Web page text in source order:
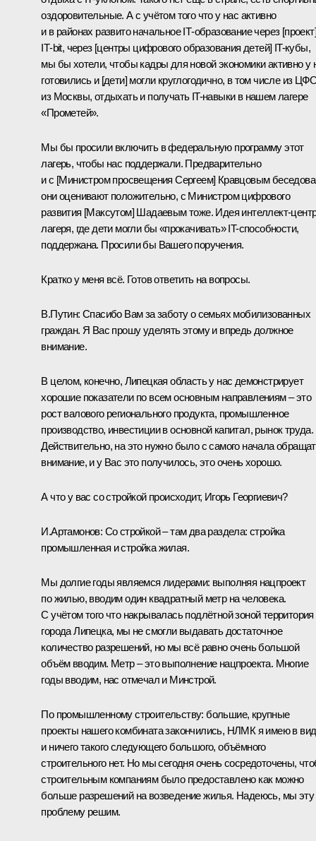
оздоровительные. А с учётом того что у нас активно
и в районах развито начальное IТ-образование через [проект]
IТ-bit, через [центры цифрового образования детей] IT-кубы,
мы бы хотели, чтобы кадры для новой экономики активно у
готовились и [дети] могли круглогодично, в том числе из
из Москвы, отдыхать и получать IT-навыки в нашем лагере
«Прометей».
Мы бы просили включить в федеральную программу этот
лагерь, чтобы нас поддержали. Предварительно
и с [Министром просвещения Сергеем] Кравцовым
они оценивают положительно, с Министром цифрового
развития [Максутом] Шадаевым тоже. Идея интеллект-
лагеря, где дети могли бы «прокачивать» IT-способности,
поддержана. Просили бы Вашего поручения.
Кратко у меня всё. Готов ответить на вопросы.
В.Путин: Спасибо Вам за заботу о семьях мобилизованных
граждан. Я Вас прошу уделять этому и впредь должное
внимание.
В целом, конечно, Липецкая область у нас демонстрирует
хорошие показатели по всем основным направлениям – это
рост валового регионального продукта, промышленное
производство, инвестиции в основной капитал, рынок труда.
Действительно, на это нужно было с самого начала
внимание, и у Вас это получилось, это очень хорошо.
А что у вас со стройкой происходит, Игорь Георгиевич?
И.Артамонов: Со стройкой – там два раздела: стройка
промышленная и стройка жилая.
Мы долгие годы являемся лидерами: выполняя нацпроект
по жилью, вводим один квадратный метр на человека.
С учётом того что накрывалась подлётной зоной территория
города Липецка, мы не смогли выдавать достаточное
количество разрешений, но мы всё равно очень большой
объём вводим. Метр – это выполнение нацпроекта. Многие
годы вводим, нас отмечал и Минстрой.
По промышленному строительству: большие, крупные
проекты нашего комбината закончились, НЛМК я имею в
и ничего такого следующего большого, объёмного
строительного нет. Но мы сегодня очень сосредоточены,
строительным компаниям было предоставлено как можно
больше разрешений на возведение жилья. Надеюсь, мы эту
проблему решим.